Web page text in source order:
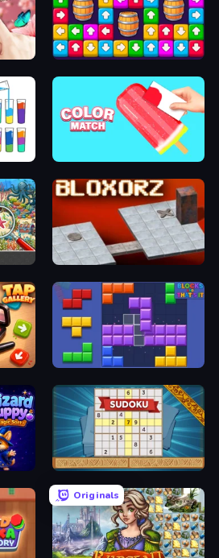
Tap Away Story
Bloxorz
Blocks and that’s it
Sudoku Online
Originals